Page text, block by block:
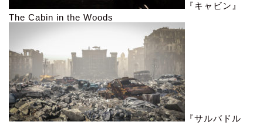
『キャビン』
The Cabin in the Woods
『サルバドル